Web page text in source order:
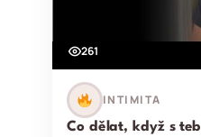
261
INTIMITA
Co dělat, když s